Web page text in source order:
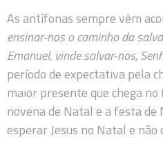
As antífonas sempre vêm
ensinar-nos o caminho da
Emanuel, vinde salvar-nos,
período de expectativa pela
maior presente que chega
novena de Natal e a festa de
esperar Jesus no Natal e não